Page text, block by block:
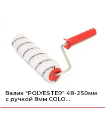
Валик "POLYESTER" 48-250мм
с ручкой 8мм COLO...